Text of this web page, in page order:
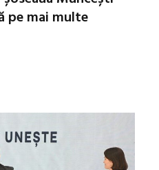
pe mai multe